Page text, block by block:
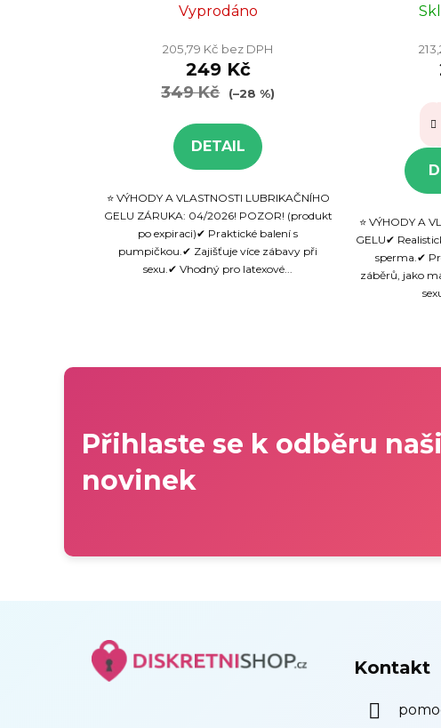
ml - VÝPRODEJ
Vyprodáno
205,79 Kč bez DPH
249 Kč
349 Kč (–28 %)
DETAIL
⭐ VÝHODY A VLASTNOSTI LUBRIKAČNÍHO
GELU ZÁRUKA: 04/2026! POZOR! (produkt
po expiraci)✔ Praktické balení s
pumpičkou.✔ Zajišťuje více zábavy při
sexu.✔ Vhodný pro latexové...
⭐ VÝHODY A
GELU✔
sperma.✔
záběrů, jako
Přihlaste se k odběru
novinek
Kontakt